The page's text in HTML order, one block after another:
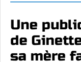
Une
de
sa mère